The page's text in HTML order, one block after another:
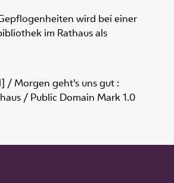
wird bei einer
im Rathaus als
/ Morgen geht's uns gut :
/ Public Domain Mark 1.0